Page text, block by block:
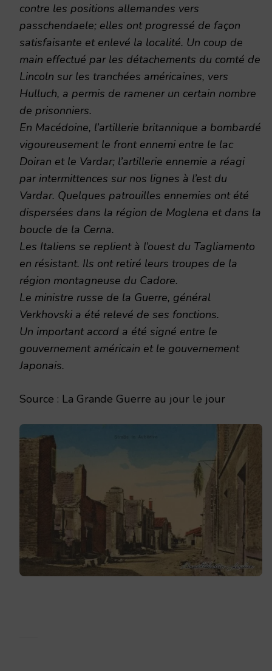
contre les positions allemandes vers
passchendaele; elles ont progressé de façon
satisfaisante et enlevé la localité. Un coup de
main effectué par les détachements du comté de
Lincoln sur les tranchées américaines, vers
Hulluch, a permis de ramener un certain nombre
de prisonniers.
En Macédoine, l’artillerie britannique a bombardé
vigoureusement le front ennemi entre le lac
Doiran et le Vardar; l’artillerie ennemie a réagi
par intermittences sur nos lignes à l’est du
Vardar. Quelques patrouilles ennemies ont été
dispersées dans la région de Moglena et dans la
boucle de la Cerna.
Les Italiens se replient à l’ouest du Tagliamento
en résistant. Ils ont retiré leurs troupes de la
région montagneuse du Cadore.
Le ministre russe de la Guerre, général
Verkhovski a été relevé de ses fonctions.
Un important accord a été signé entre le
gouvernement américain et le gouvernement
Japonais.
Source : La Grande Guerre au jour le jour